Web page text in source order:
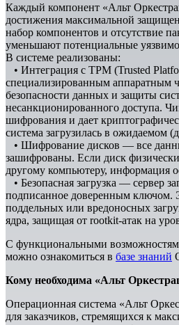
Каждый компонент «Альт
достижения максимальной
набор компонентов и отсутствие
уменьшают потенциальные
В системе реализованы:
• Интеграция с TPM (Trusted
специализированным аппаратным
безопасности данных и защиты
несанкционированного доступа.
шифрования и дает
система загрузилась в ожидаемом
• Шифрование дисков — все
зашифрованы. Если диск
другому компьютеру, информация
• Безопасная загрузка — сервер
подписанное доверенным ключом.
поддельных или вредоносных
ядра, защищая от rootkit‑атак на
С функциональными
можно ознакомиться в базе знаний
Кому необходима «Альт
Операционная система «Альт
для заказчиков, стремящихся к